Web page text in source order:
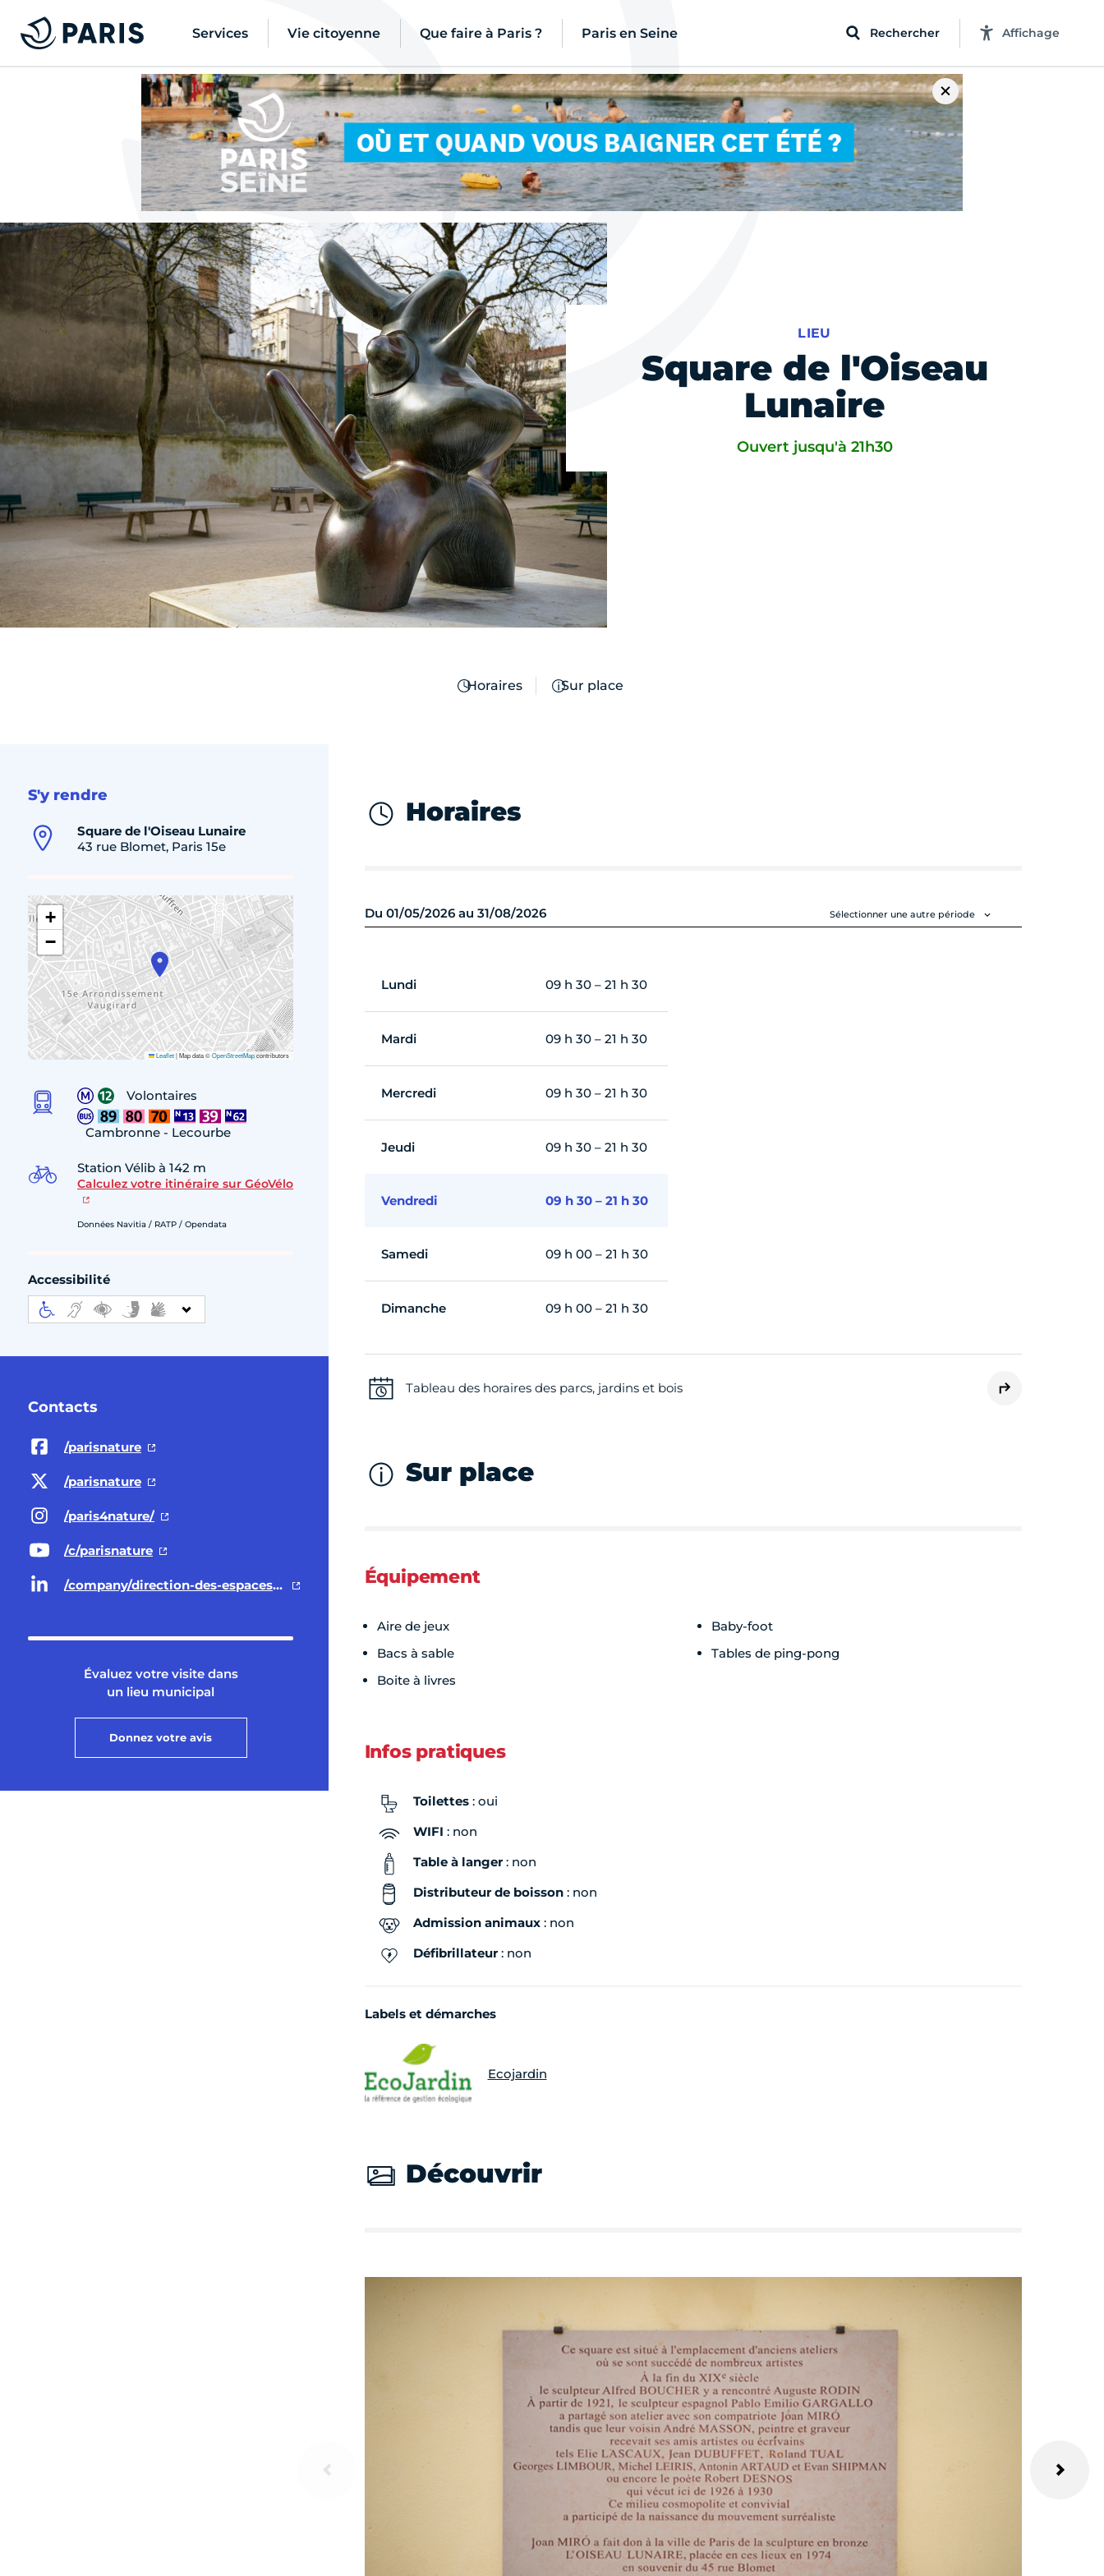
Services Vie citoyenne Que faire à Paris ? Paris en Seine Rechercher Affichage
LIEU
Square de l'Oiseau
Lunaire
Ouvert jusqu'à 21h30
Horaires Sur place
S'y rendre
Square de l'Oiseau Lunaire
43 rue Blomet, Paris 15e
+
−
Leaflet|Map data ©OpenStreetMapcontributors
Volontaires
Cambronne - Lecourbe
Station Vélib à 142 m
Calculez votre itinéraire sur GéoVélo
Données Navitia / RATP / Opendata
Accessibilité
Contacts
/parisnature
/parisnature
/paris4nature/
/c/parisnature
/company/direction-des-espaces-verts-et-de-l-environnement-ville-de-paris/
Évaluez votre visite dans
un lieu municipal
Donnez votre avis
Horaires
Du 01/05/2026 au 31/08/2026 Sélectionner une autre période
Lundi 09 h 30 – 21 h 30
Mardi 09 h 30 – 21 h 30
Mercredi 09 h 30 – 21 h 30
Jeudi 09 h 30 – 21 h 30
Vendredi 09 h 30 – 21 h 30
Samedi 09 h 00 – 21 h 30
Dimanche 09 h 00 – 21 h 30
Tableau des horaires des parcs, jardins et bois
Sur place
Équipement
Aire de jeux
Baby-foot
Bacs à sable
Tables de ping-pong
Boite à livres
Infos pratiques
Toilettes: oui
WIFI : non
Table à langer: non
Distributeur de boisson: non
Admission animaux: non
Défibrillateur: non
Labels et démarches
Ecojardin
Découvrir